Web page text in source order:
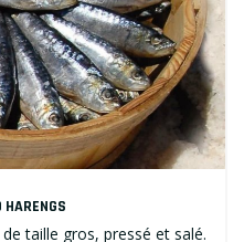
taille gros, pressé et salé.